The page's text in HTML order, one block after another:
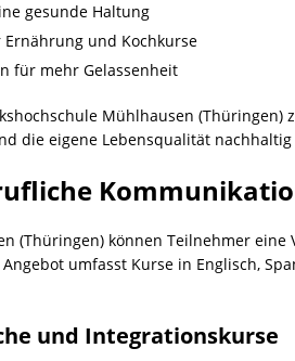
gesunde Haltung
Ernährung und Kochkurse
für mehr Gelassenheit
Mühlhausen
die eigene Lebensqualität
(Thüringen) können Teilnehmer
umfasst Kurse in Englisch,
und Integrationskurse